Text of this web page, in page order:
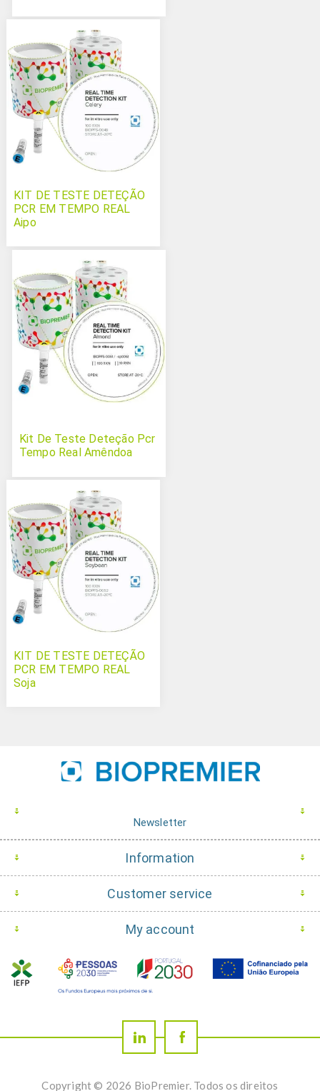
KIT DE TESTE DETEÇÃO
PCR EM TEMPO REAL
Aipo
Kit De Teste Deteção Pcr
Tempo Real Amêndoa
KIT DE TESTE DETEÇÃO
PCR EM TEMPO REAL
Soja
Newsletter
Information
Customer service
My account
Copyright © 2026 BioPremier. Todos os direitos